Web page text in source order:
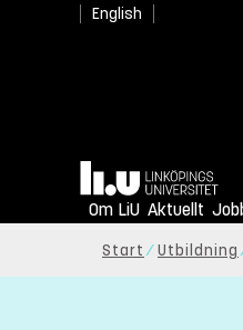
English
Hem
Om LiU Aktuellt
Start Utbildning